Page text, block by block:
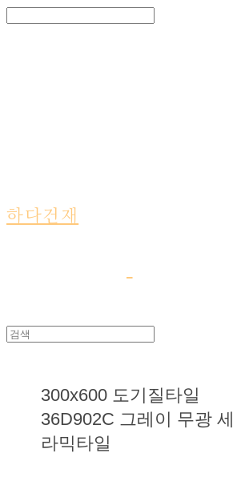
하다건재
300x600 도기질타일
36D902C 그레이 무광 세
라믹타일